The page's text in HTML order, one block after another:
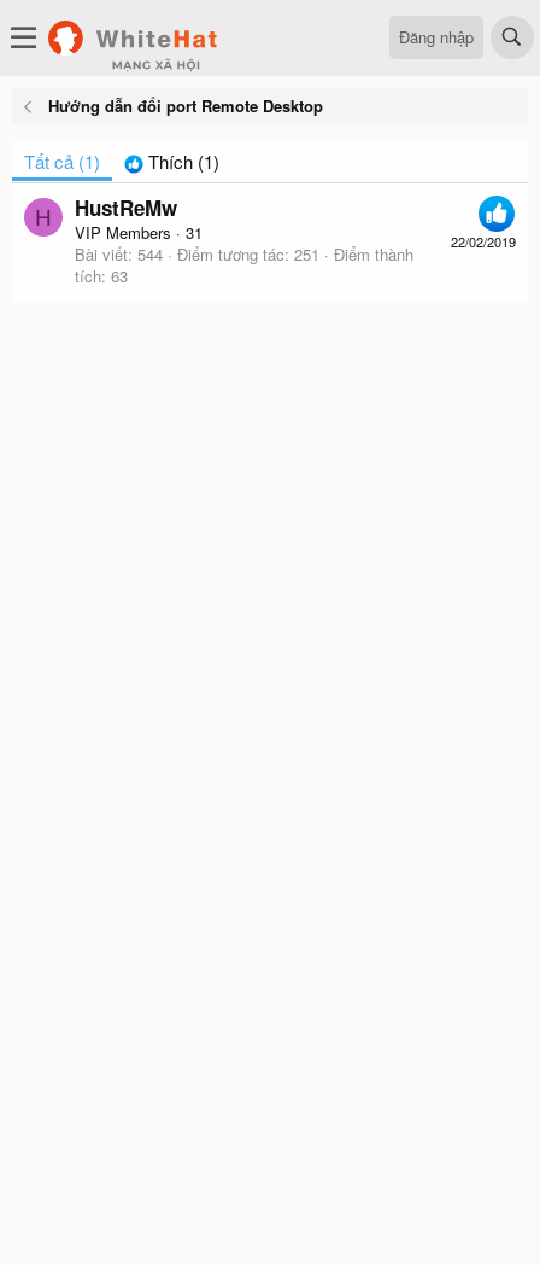
Đăng nhập
Hướng dẫn đổi port Remote Desktop
Tất cả (1) Thích (1)
H
22/02/2019
HustReMw
VIP Members · 31
Bài viết 544 Điểm tương tác 251
Điểm thành
tích 63